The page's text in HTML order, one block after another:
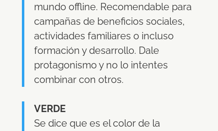
mundo offline. Recomendable para
campañas de beneficios sociales,
actividades familiares o incluso
formación y desarrollo. Dale
protagonismo y no lo intentes
combinar con otros.
VERDE
Se dice que es el color de la